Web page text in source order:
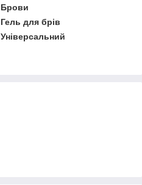
Брови
Гель для брів
Універсальний